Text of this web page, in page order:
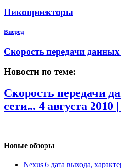
Пикопроекторы
Вперед
Скорость передачи
Новости по теме:
Скорость передачи
сети... 4 августа 2010
Новые обзоры
Nexus 6 дата выхода,